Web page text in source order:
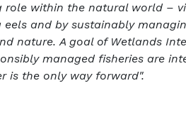
within the natural world –
and by sustainably
nature. A goal of Wetlands
managed fisheries are
is the only way forward".